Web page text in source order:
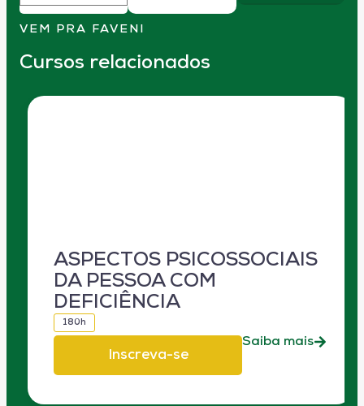
VEM PRA FAVENI
Cursos relacionados
ASPECTOS PSICOSSOCIAIS
DA PESSOA COM
DEFICIÊNCIA
180h
Inscreva-se
Saiba mais